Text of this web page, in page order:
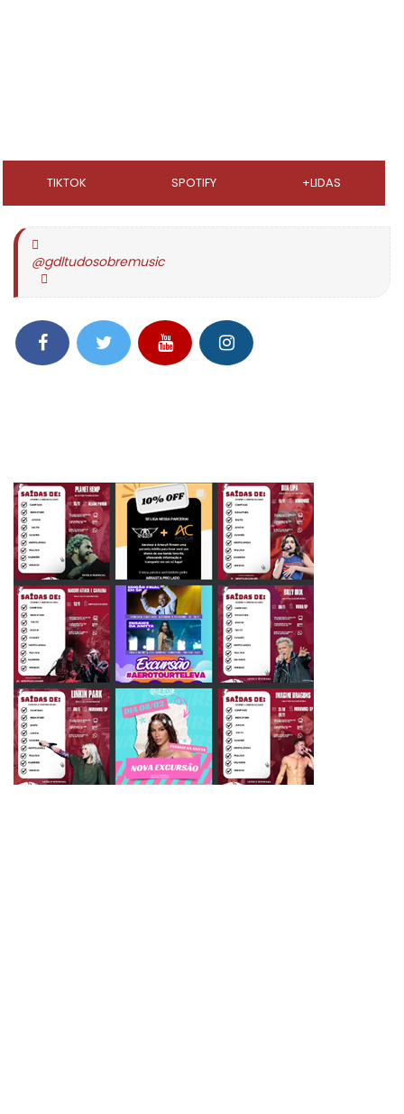
TIKTOK SPOTIFY +LIDAS
@gdltudosobremusic